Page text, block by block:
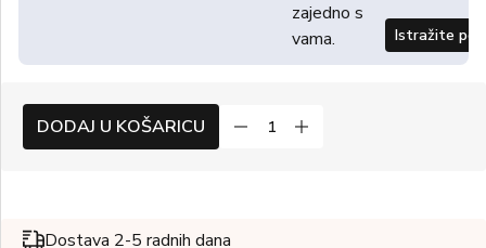
zajedno s
vama.
Istražite
DODAJ U KOŠARICU
Dostava 2-5 radnih dana